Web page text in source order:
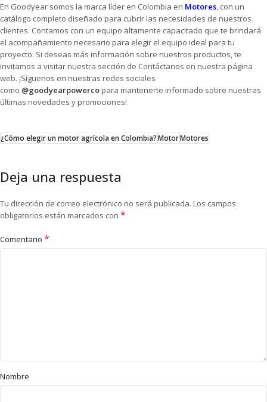
En Goodyear somos la marca líder en Colombia en Motores, con un
catálogo completo diseñado para cubrir las necesidades de nuestros
clientes. Contamos con un equipo altamente capacitado que te brindará
el acompañamiento necesario para elegir el equipo ideal para tu
proyecto. Si deseas más información sobre nuestros productos, te
invitamos a visitar nuestra sección de Contáctanos en nuestra página
web. ¡Síguenos en nuestras redes sociales
como @goodyearpowercopara mantenerte informado sobre nuestras
últimas novedades y promociones!
¿Cómo elegir un motor agrícola en Colombia?MotorMotores
Deja una respuesta
Tu dirección de correo electrónico no será publicada. Los campos
obligatorios están marcados con *
Comentario *
Nombre